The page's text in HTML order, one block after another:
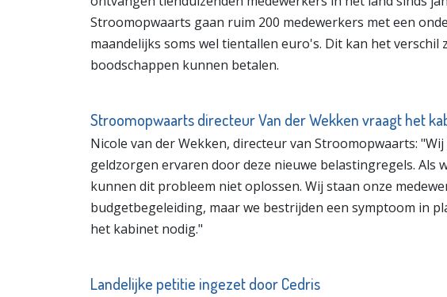
Stroomopwaarts gaan ruim 200 medewerkers met een
maandelijks soms wel tientallen euro's. Dit kan het verschil
boodschappen kunnen betalen.
Stroomopwaarts directeur Van der Wekken vraagt het
Nicole van der Wekken, directeur van Stroomopwaarts:
geldzorgen ervaren door deze nieuwe belastingregels. Als
kunnen dit probleem niet oplossen. Wij staan onze
budgetbegeleiding, maar we bestrijden een symptoom in
het kabinet nodig."
Landelijke petitie ingezet door Cedris